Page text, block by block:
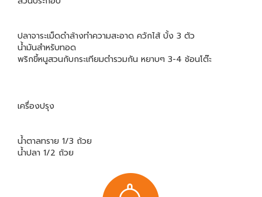
ปลาจาระเม็ดดำล้างทำความสะอาด ควักไส้ บั้ง 3 ตัว
น้ำมันสำหรับทอด
พริกขี้หนูสวนกับกระเทียมตำรวมกัน หยาบๆ 3-4 ช้อนโต๊ะ
เครื่องปรุง
น้ำตาลทราย 1/3 ถ้วย
น้ำปลา 1/2 ถ้วย